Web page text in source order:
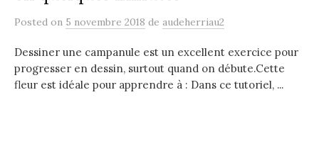
Posted on 5 novembre 2018 de audeherriau2
Dessiner une campanule est un excellent exercice pour
progresser en dessin, surtout quand on débute.Cette
fleur est idéale pour apprendre à : Dans ce tutoriel, ...